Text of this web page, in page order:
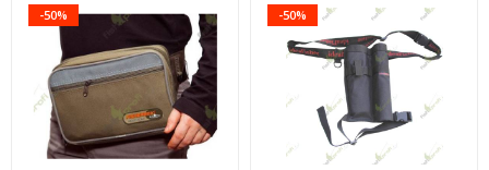
-50% -50%